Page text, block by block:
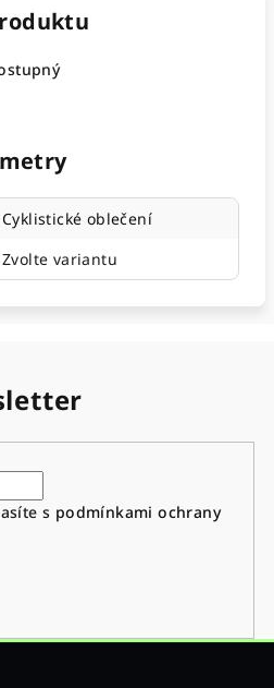
Cyklistické oblečení
Zvolte variantu
s podmínkami ochrany